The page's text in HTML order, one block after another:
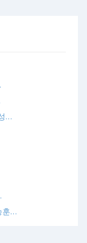
…
훈…